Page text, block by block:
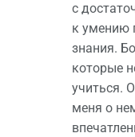
с
к умению
знания.
которые
учиться.
меня о